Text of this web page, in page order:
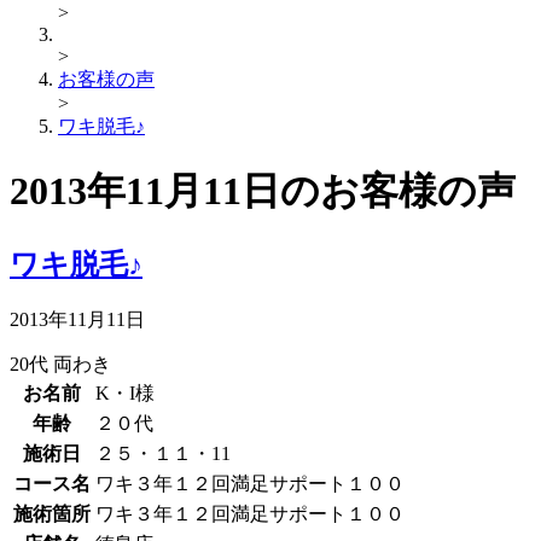
>
>
お客様の声
>
ワキ脱毛♪
2013年11月11日のお客様の声
ワキ脱毛♪
2013年11月11日
20代 両わき
お名前
K・I様
年齢
２０代
施術日
２５・１１・11
コース名 ワキ３年１２回満足サポート１００
施術箇所 ワキ３年１２回満足サポート１００